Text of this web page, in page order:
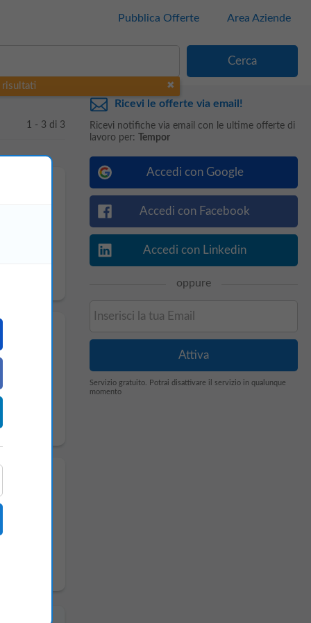
Pubblica Offerte Area Aziende
risultati
1 - 3 di 3
Ricevi le offerte via email!
Ricevi notifiche via email con le ultime offerte di
lavoro per:
Tempor
Accedi con Google
Accedi con Facebook
Accedi con Linkedin
oppure
Servizio gratuito. Potrai disattivare il servizio in qualunque
momento